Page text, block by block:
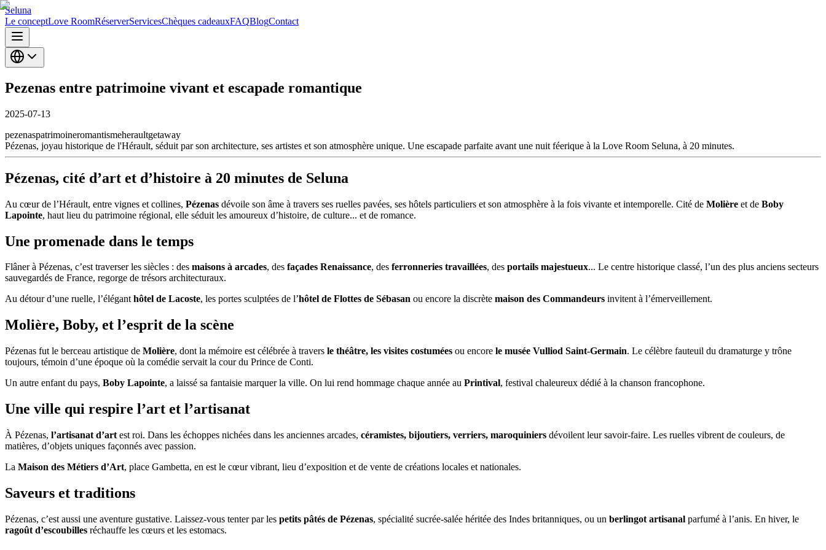
Seluna
Le conceptLove RoomRéserverServicesChèques cadeauxFAQBlogContact
Pezenas entre patrimoine vivant et escapade romantique
2025-07-13
pezenaspatrimoineromantismeheraultgetaway
Pézenas, joyau historique de l'Hérault, séduit par son architecture, ses artistes et son atmosphère unique. Une escapade parfaite avant une nuit féerique à la Love Room Seluna, à 20 minutes.
Pézenas, cité d’art et d’histoire à 20 minutes de Seluna
Au cœur de l’Hérault, entre vignes et collines, Pézenas dévoile son âme à travers ses ruelles pavées, ses hôtels particuliers et son atmosphère à la fois vivante et intemporelle. Cité de Molière et de Boby
Lapointe, haut lieu du patrimoine régional, elle séduit les amoureux d’histoire, de culture... et de romance.
Une promenade dans le temps
Flâner à Pézenas, c’est traverser les siècles : des maisons à arcades, des façades Renaissance, des ferronneries travaillées, des portails majestueux... Le centre historique classé, l’un des plus anciens secteurs
sauvegardés de France, regorge de trésors architecturaux.
Au détour d’une ruelle, l’éléganthôtel de Lacoste, les portes sculptées de l’hôtel de Flottes de Sébasan ou encore la discrète maison des Commandeurs invitent à l’émerveillement.
Molière, Boby, et l’esprit de la scène
Pézenas fut le berceau artistique de Molière, dont la mémoire est célébrée à travers le théâtre, les visites costumées ou encore le musée Vulliod Saint-Germain. Le célèbre fauteuil du dramaturge y trône
toujours, témoin d’une époque où la comédie servait la cour du Prince de Conti.
Un autre enfant du pays, Boby Lapointe, a laissé sa fantaisie marquer la ville. On lui rend hommage chaque année au Printival, festival chaleureux dédié à la chanson francophone.
Une ville qui respire l’art et l’artisanat
À Pézenas, l’artisanat d’art est roi. Dans les échoppes nichées dans les anciennes arcades, céramistes, bijoutiers, verriers, maroquiniers dévoilent leur savoir-faire. Les ruelles vibrent de couleurs, de
matières, d’objets uniques façonnés avec passion.
La Maison des Métiers d’Art, place Gambetta, en est le cœur vibrant, lieu d’exposition et de vente de créations locales et nationales.
Saveurs et traditions
Pézenas, c’est aussi une aventure gustative. Laissez-vous tenter par les petits pâtés de Pézenas, spécialité sucrée-salée héritée des Indes britanniques, ou un berlingot artisanal parfumé à l’anis. En hiver, le
ragoût d’escoubilles réchauffe les cœurs et les estomacs.